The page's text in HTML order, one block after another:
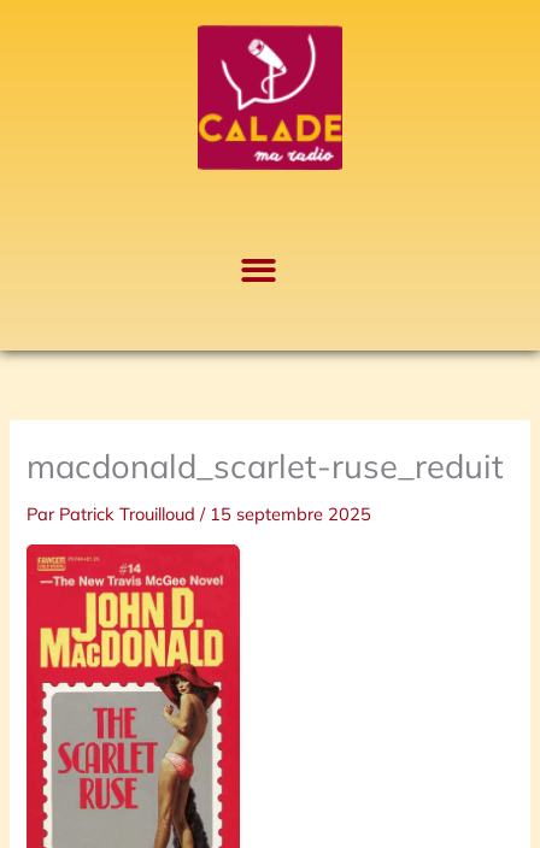
macdonald_scarlet-ruse_reduit
Par Patrick Trouilloud/ 15 septembre 2025